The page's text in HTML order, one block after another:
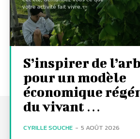
S’inspirer de
pour un modèle
économique
du vivant …
CYRILLE SOUCHE - 5 AOÛT 2026